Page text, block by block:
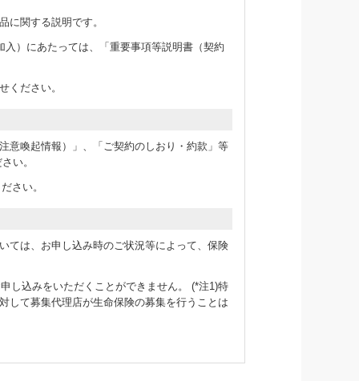
に関する説明です。
）にあたっては、「重要事項等説明書（契約
ください。
意喚起情報）」、「ご契約のしおり・約款」等
い。
さい。
ては、お申し込み時のご状況等によって、保険
し込みをいただくことができません。 (*注1)特
して募集代理店が生命保険の募集を行うことは